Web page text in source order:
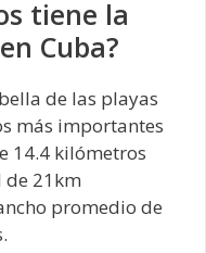
tiene la
Cuba?
de las playas
más importantes
14.4 kilómetros
21km
promedio de